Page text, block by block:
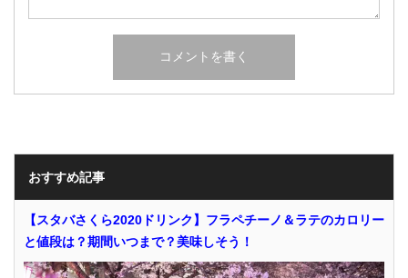
おすすめ記事
【スタバさくら2020ドリンク】フラペチーノ＆ラテのカロリー
と値段は？期間いつまで？美味しそう！